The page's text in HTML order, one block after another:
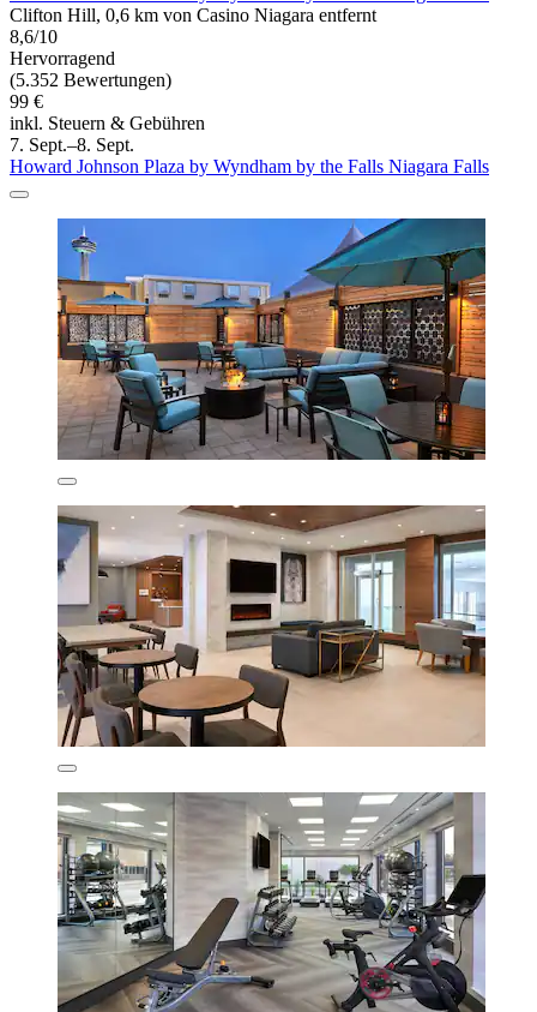
Clifton Hill, 0,6 km von Casino Niagara entfernt
8,6/10
Hervorragend
(5.352 Bewertungen)
99 €
inkl. Steuern & Gebühren
7. Sept.–8. Sept.
Howard Johnson Plaza by Wyndham by the Falls Niagara Falls